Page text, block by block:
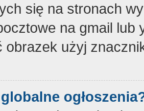
się na stronach
na gmail lub
obrazek użyj